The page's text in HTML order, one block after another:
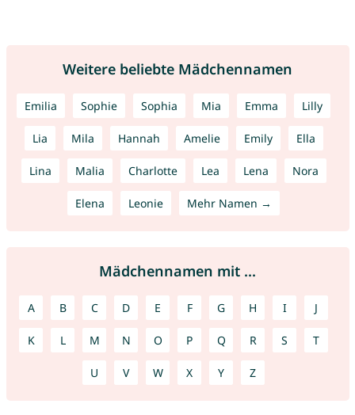
Weitere beliebte Mädchennamen
Emilia Sophie Sophia Mia Emma Lilly
Lia Mila Hannah Amelie Emily Ella
Lina Malia Charlotte Lea Lena Nora
Elena Leonie Mehr Namen →
Mädchennamen mit ...
A B C D E F G H I J
K L M N O P Q R S T
U V W X Y Z